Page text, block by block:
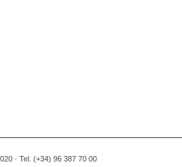
· Tel. (+34) 96 387 70 00